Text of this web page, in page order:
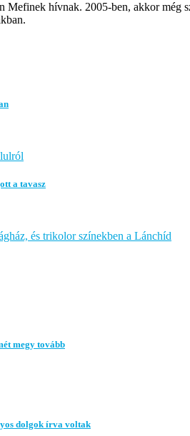
Mefinek hívnak. 2005-ben, akkor még
a tavasz
megy tovább
dolgok írva voltak